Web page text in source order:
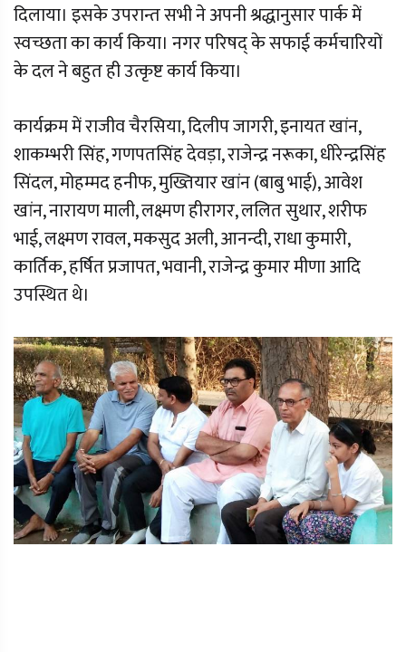
दिलाया। इसके उपरान्त सभी ने अपनी श्रद्धानुसार पार्क में
स्वच्छता का कार्य किया। नगर परिषद् के सफाई कर्मचारियों
के दल ने बहुत ही उत्कृष्ट कार्य किया।
कार्यक्रम में राजीव चैरसिया, दिलीप जागरी, इनायत खांन,
शाकम्भरी सिंह, गणपतसिंह देवड़ा, राजेन्द्र नरूका, धीरेन्द्रसिंह
सिंदल, मोहम्मद हनीफ, मुख्तियार खांन (बाबु भाई), आवेश
खांन, नारायण माली, लक्ष्मण हीरागर, ललित सुथार, शरीफ
भाई, लक्ष्मण रावल, मकसुद अली, आनन्दी, राधा कुमारी,
कार्तिक, हर्षित प्रजापत, भवानी, राजेन्द्र कुमार मीणा आदि
उपस्थित थे।